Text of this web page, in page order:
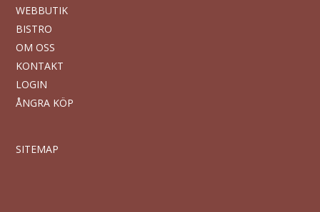
WEBBUTIK
BISTRO
OM OSS
KONTAKT
LOGIN
ÅNGRA KÖP
SITEMAP